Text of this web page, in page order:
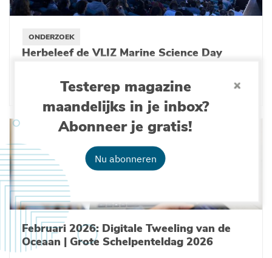
Testerep magazine
maandelijks in je inbox?
Abonneer je gratis!
Nu abonneren
ONDERZOEK
Herbeleef de VLIZ Marine Science Day
Februari 2026: Digitale Tweeling van de
Oceaan | Grote Schelpenteldag 2026